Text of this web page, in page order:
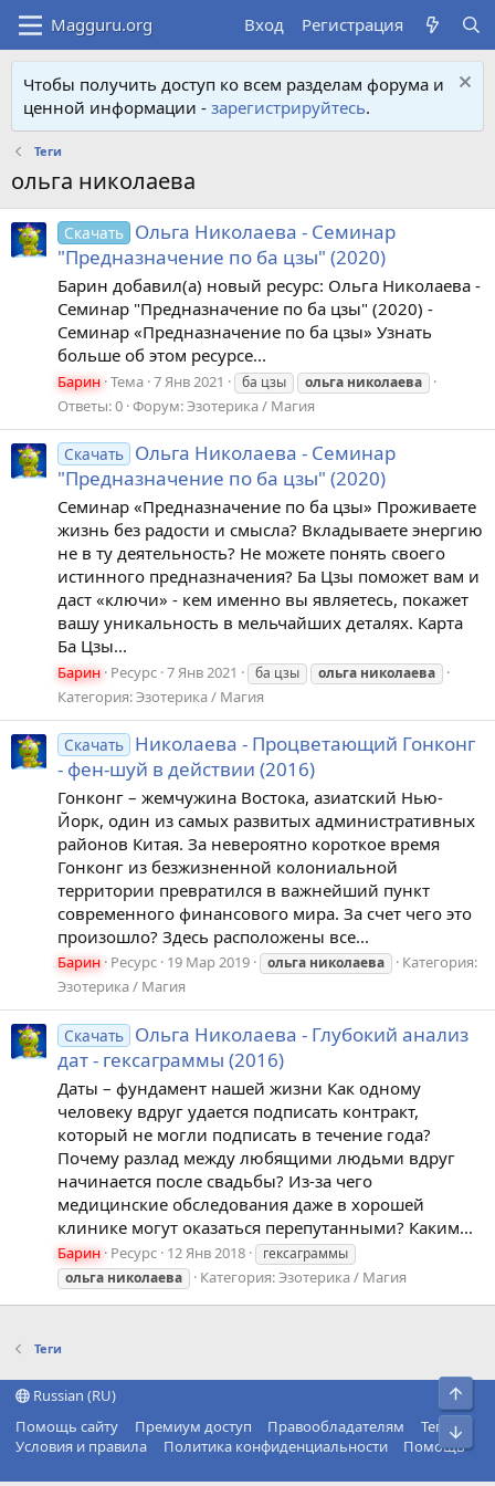
Вход Регистрация
Чтобы получить доступ ко всем разделам форума и
ценной информации - зарегистрируйтесь.
Теги
ольга николаева
Скачать Ольга Николаева - Семинар
"Предназначение по ба цзы" (2020)
Барин добавил(а) новый ресурс: Ольга Николаева -
Семинар "Предназначение по ба цзы" (2020) -
Семинар «Предназначение по ба цзы» Узнать
больше об этом ресурсе...
Барин Тема 7 Янв 2021 ба цзы ольга николаева
Ответы: 0 Форум:Эзотерика / Магия
Скачать Ольга Николаева - Семинар
"Предназначение по ба цзы" (2020)
Семинар «Предназначение по ба цзы» Проживаете
жизнь без радости и смысла? Вкладываете энергию
не в ту деятельность? Не можете понять своего
истинного предназначения? Ба Цзы поможет вам и
даст «ключи» - кем именно вы являетесь, покажет
вашу уникальность в мельчайших деталях. Карта
Ба Цзы...
Барин Ресурс 7 Янв 2021 ба цзы ольга николаева
Категория:Эзотерика / Магия
Скачать Николаева - Процветающий Гонконг
- фен-шуй в действии (2016)
Гонконг – жемчужина Востока, азиатский Нью-
Йорк, один из самых развитых административных
районов Китая. За невероятно короткое время
Гонконг из безжизненной колониальной
территории превратился в важнейший пункт
современного финансового мира. За счет чего это
произошло? Здесь расположены все...
Барин Ресурс 19 Мар 2019 ольга николаева
Категория:
Эзотерика / Магия
Скачать Ольга Николаева - Глубокий анализ
дат - гексаграммы (2016)
Даты – фундамент нашей жизни Как одному
человеку вдруг удается подписать контракт,
который не могли подписать в течение года?
Почему разлад между любящими людьми вдруг
начинается после свадьбы? Из-за чего
медицинские обследования даже в хорошей
клинике могут оказаться перепутанными? Каким...
Барин Ресурс 12 Янв 2018
гексаграммы
ольга николаева Категория:Эзотерика / Магия
Теги
Russian (RU)
Помощь сайту
Премиум доступ Правообладателям
Теги
Условия и правила
Политика конфиденциальности Помощь